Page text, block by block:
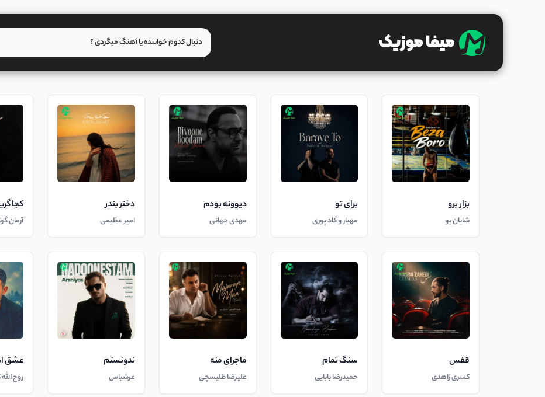
بزار برو
شایان یو
برای تو
مهیار و گاد پوری
دیوونه بودم
مهدی جهانی
دختر بندر
امیر عظیمی
کجا
آرمان
قفس
کسری زاهدی
سنگ تمام
حمیدرضا بابایی
ماجرای منه
علیرضا طلیسچی
ندونستم
عرشیاس
عشق
روح